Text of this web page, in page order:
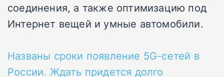
соединения, а также оптимизацию под
Интернет вещей и умные автомобили.
Названы сроки появление 5G-сетей в
России. Ждать придется долго